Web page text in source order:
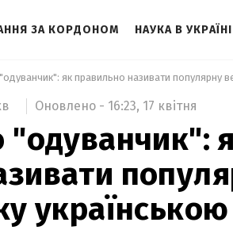
ЗА КОРДОНОМ НАУКА В УКРАЇНІ
Оновлено - 16:23, 17 квітня
"одуванчик":
українською